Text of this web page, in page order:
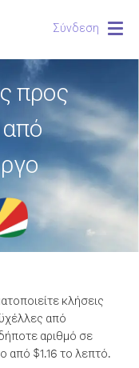
Σύνδεση
προς
κλήσεις
από
αριθμό σε
από $1.16 το λεπτό.